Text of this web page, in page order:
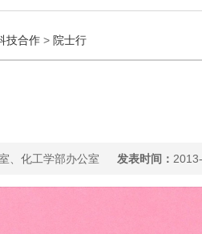
技合作> 院士行
、化工学部办公室 发表时间：